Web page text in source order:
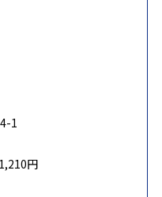
1
円